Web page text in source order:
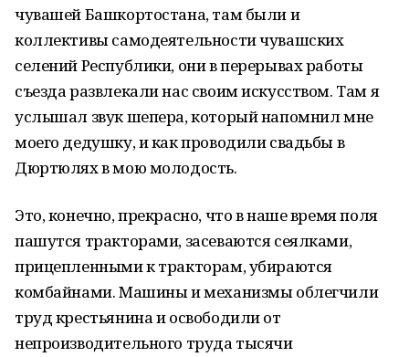
чувашей Башкортостана, там были и
коллективы самодеятельности чувашских
селений Республики, они в перерывах работы
съезда развлекали нас своим искусством. Там я
услышал звук шепера, который напомнил мне
моего дедушку, и как проводили свадьбы в
Дюртюлях в мою молодость.
Это, конечно, прекрасно, что в наше время поля
пашутся тракторами, засеваются сеялками,
прицепленными к тракторам, убираются
комбайнами. Машины и механизмы облегчили
труд крестьянина и освободили от
непроизводительного труда тысячи